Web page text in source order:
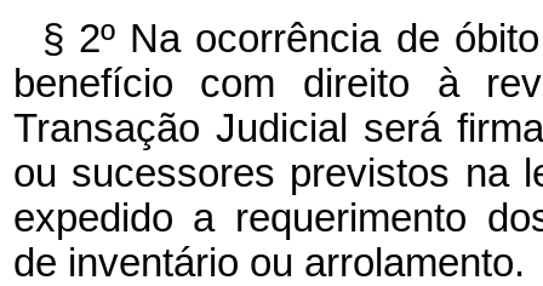
§ 2º Na ocorrência de
benefício com direito à
Transação Judicial será
ou sucessores previstos na
expedido a requerimento
de inventário ou arrolamento.